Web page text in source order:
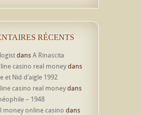
RÉCENTS
dansA Rinascita
casino real moneydans
et Nid d’aigle 1992
casino real moneydans
– 1948
money online casino dans